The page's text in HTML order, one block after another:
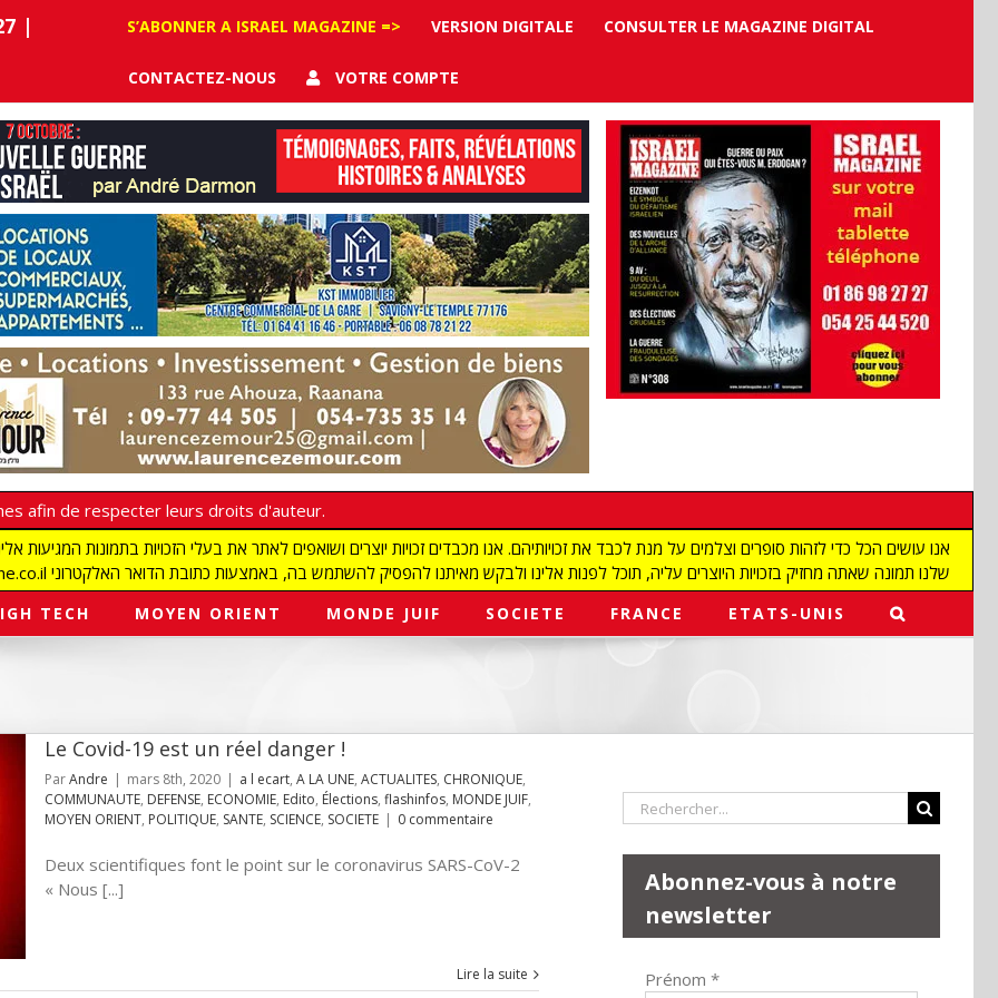
|
S’ABONNER A ISRAEL MAGAZINE => VERSION DIGITALE CONSULTER LE MAGAZINE DIGITAL
CONTACTEZ-NOUS VOTRE COMPTE
afin de respecter leurs droits d'auteur.
redaction@israelmagazine.co.il שלנו תמונה שאתה מחזיק בזכויות היוצרים עליה, תוכל לפנות אלינו ולבקש מאיתנו להפסיק להשתמש בה, באמצעות כתובת הדואר האלקטרוני
TECH MOYEN ORIENT MONDE JUIF SOCIETE FRANCE ETATS-UNIS
Le Covid-19 est un réel danger !
ParAndre | mars 8th, 2020 | a l ecart, A LA UNE, ACTUALITES, CHRONIQUE,
COMMUNAUTE, DEFENSE, ECONOMIE, Edito, Élections, flashinfos, MONDE JUIF,
MOYEN ORIENT, POLITIQUE, SANTE, SCIENCE, SOCIETE | 0 commentaire
Deux scientifiques font le point sur le coronavirus SARS-CoV-2
« Nous [...]
Lire la suite
Rechercher:
Abonnez-vous à notre
newsletter
Prénom *